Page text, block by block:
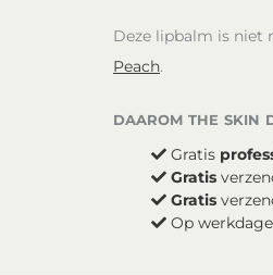
Deze lipbalm is niet
Peach.
daarom the skin
Gratis
Gratis
Gratis
Op